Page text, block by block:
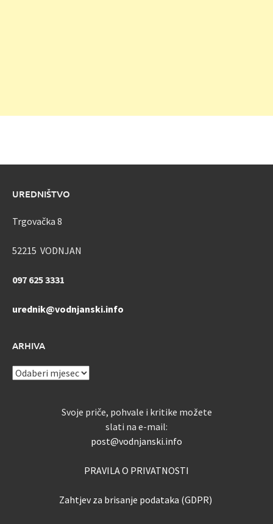
UREDNIŠTVO
Trgovačka 8
52215 VODNJAN
097 625 3331
urednik@vodnjanski.info
ARHIVA
ARHIVA
Svoje priče, pohvale i kritike možete
slati na e-mail:
post@vodnjanski.info
PRAVILA O PRIVATNOSTI
Zahtjev za brisanje podataka (GDPR)